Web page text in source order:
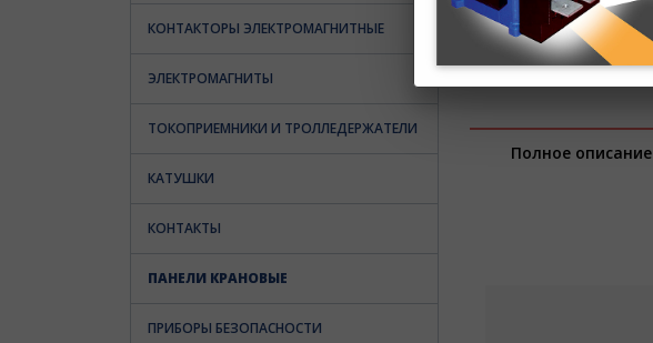
КОНТАКТОРЫ ЭЛЕКТРОМАГНИТНЫЕ
ЭЛЕКТРОМАГНИТЫ
ТОКОПРИЕМНИКИ И ТРОЛЛЕДЕРЖАТЕЛИ
КАТУШКИ
КОНТАКТЫ
ПАНЕЛИ КРАНОВЫЕ
ПРИБОРЫ БЕЗОПАСНОСТИ
Полное описание